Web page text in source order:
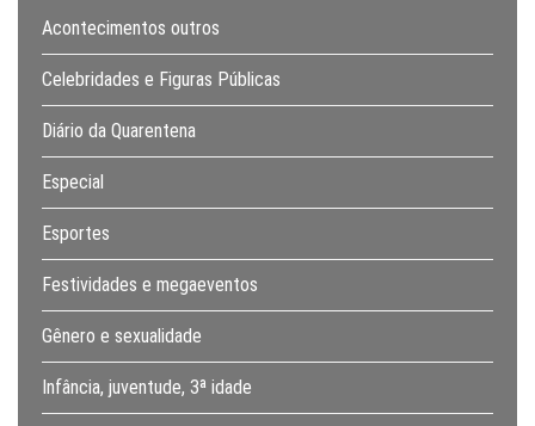
Acontecimentos outros
Celebridades e Figuras Públicas
Diário da Quarentena
Especial
Esportes
Festividades e megaeventos
Gênero e sexualidade
Infância, juventude, 3ª idade